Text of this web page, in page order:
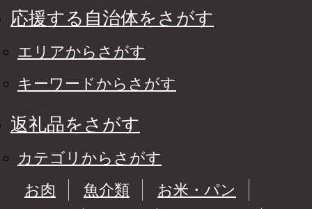
応援する自治体をさがす
エリアからさがす
キーワードからさがす
返礼品をさがす
カテゴリからさがす
お肉
魚介類
お米・パン